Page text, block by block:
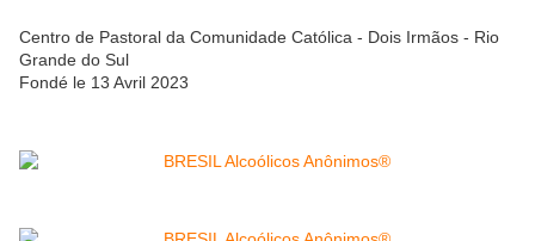
Centro de Pastoral da Comunidade Católica - Dois Irmãos - Rio
Grande do Sul
Fondé le 13 Avril 2023